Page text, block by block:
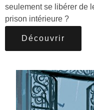
seulement se libérer de
prison intérieure ?
Découvrir